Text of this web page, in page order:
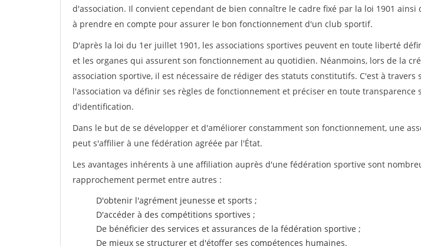
d'association. Il convient cependant de bien connaître le cadre fixé par la loi 1901 ainsi
à prendre en compte pour assurer le bon fonctionnement d'un club sportif.
D'après la loi du 1er juillet 1901, les associations sportives peuvent en toute liberté
et les organes qui assurent son fonctionnement au quotidien. Néanmoins, lors de la
association sportive, il est nécessaire de rédiger des statuts constitutifs. C'est à travers
l'association va définir ses règles de fonctionnement et préciser en toute transparence
d'identification.
Dans le but de se développer et d'améliorer constamment son fonctionnement, une
peut s'affilier à une fédération agréée par l'État.
Les avantages inhérents à une affiliation auprès d'une fédération sportive sont
rapprochement permet entre autres :
D'obtenir l'agrément jeunesse et sports ;
D'accéder à des compétitions sportives ;
De bénéficier des services et assurances de la fédération sportive ;
De mieux se structurer et d'étoffer ses compétences humaines.